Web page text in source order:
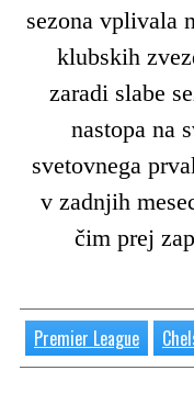
sezona vplivala
klubskih
zaradi slabe
nastopa na
svetovnega
v zadnjih
čim prej
Premier League